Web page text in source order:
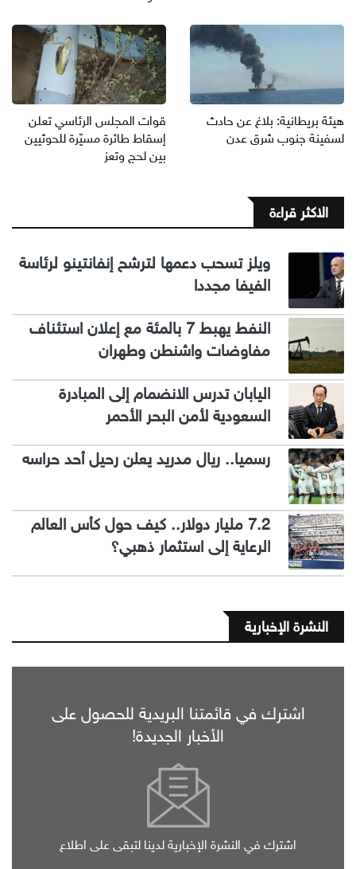
هيئة بريطانية: بلاغ عن حادث
لسفينة جنوب شرق عدن
قوات المجلس الرئاسي تعلن
إسقاط طائرة مسيّرة للحوثيين
بين لحج وتعز
الاكثر قراءة
ويلز تسحب دعمها لترشح إنفانتينو لرئاسة
الفيفا مجددا
النفط يهبط 7 بالمئة مع إعلان استئناف
مفاوضات واشنطن وطهران
اليابان تدرس الانضمام إلى المبادرة
السعودية لأمن البحر الأحمر
رسميا.. ريال مدريد يعلن رحيل أحد حراسه
7.2 مليار دولار.. كيف حول كأس العالم
الرعاية إلى استثمار ذهبي؟
النشرة الإخبارية
اشترك في قائمتنا البريدية للحصول على
الأخبار الجديدة!
اشترك في النشرة الإخبارية لدينا لتبقى على اطلاع